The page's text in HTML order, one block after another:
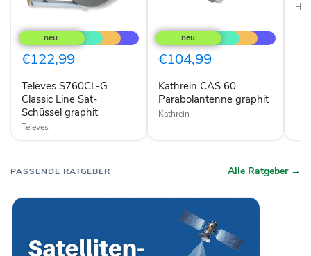
S760CL-
G
Classic
Line
Schüssel
graphit
€122,99
Televes S760CL-G
Classic Line Sat-
Schüssel graphit
Televes
CAS
60
Parabolantenne
graphit
€104,99
Kathrein CAS 60
Parabolantenne graphit
Kathrein
PASSENDE RATGEBER Alle Ratgeber →